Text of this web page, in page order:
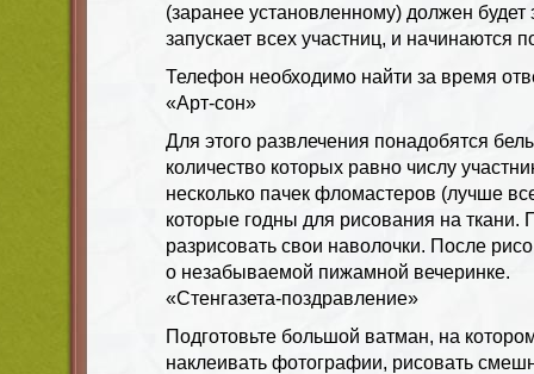
(заранее установленному) должен будет
запускает всех участниц, и начинаются
Телефон необходимо найти за время
«Арт-сон»
Для этого развлечения понадобятся
количество которых равно числу
несколько пачек фломастеров (лучше
которые годны для рисования на ткани.
разрисовать свои наволочки. После
о незабываемой пижамной вечеринке.
«Стенгазета-поздравление»
Подготовьте большой ватман, на
наклеивать фотографии, рисовать